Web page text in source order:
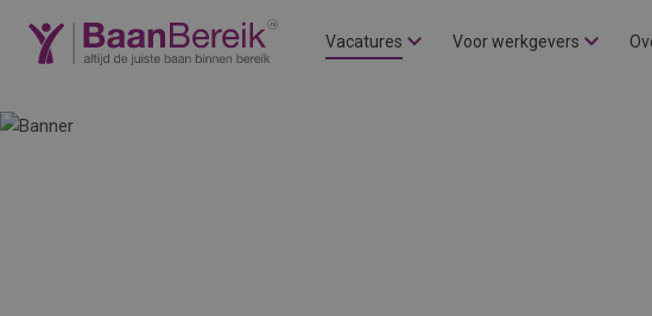
Vacatures Voor werkgevers